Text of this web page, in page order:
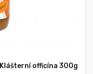
Klášterní officína 300g